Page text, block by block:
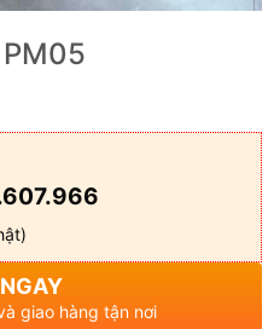
giao hàng tận nơi